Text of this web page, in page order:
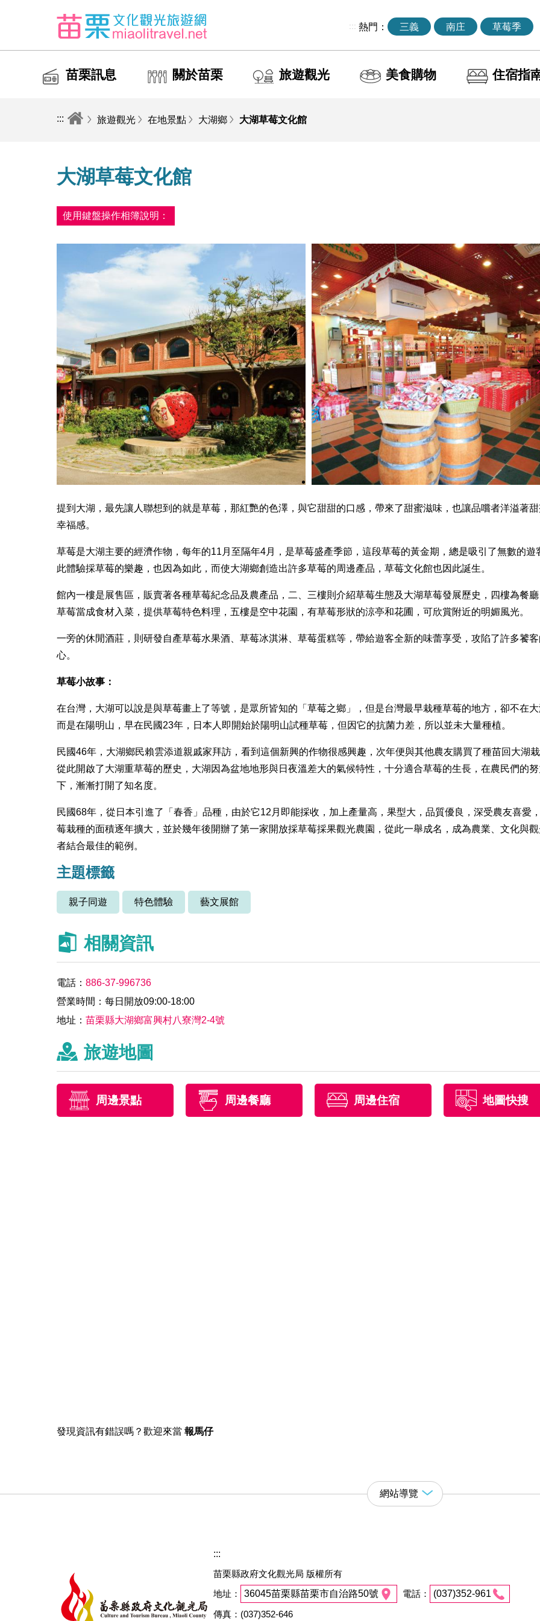
::: 熱門： 三義 南庄 草莓季
苗栗訊息 關於苗栗 旅遊觀光 美食購物 住宿指
::: 旅遊觀光 在地景點 大湖鄉 大湖草莓文化館
大湖草莓文化館
使用鍵盤操作相簿說明：
提到大湖，最先讓人聯想到的就是草莓，那紅艷的色澤，與它甜甜的口感，帶來了甜蜜滋味，也讓品嚐者洋溢著
幸福感。
草莓是大湖主要的經濟作物，每年的11月至隔年4月，是草莓盛產季節，這段草莓的黃金期，總是吸引了無數的遊
此體驗採草莓的樂趣，也因為如此，而使大湖鄉創造出許多草莓的周邊產品，草莓文化館也因此誕生。
館內一樓是展售區，販賣著各種草莓紀念品及農產品，二、三樓則介紹草莓生態及大湖草莓發展歷史，四樓為餐
草莓當成食材入菜，提供草莓特色料理，五樓是空中花園，有草莓形狀的涼亭和花圃，可欣賞附近的明媚風光。
一旁的休閒酒莊，則研發自產草莓水果酒、草莓冰淇淋、草莓蛋糕等，帶給遊客全新的味蕾享受，攻陷了許多饕客
心。
草莓小故事：
在台灣，大湖可以說是與草莓畫上了等號，是眾所皆知的「草莓之鄉」，但是台灣最早栽種草莓的地方，卻不在大
而是在陽明山，早在民國23年，日本人即開始於陽明山試種草莓，但因它的抗菌力差，所以並未大量種植。
民國46年，大湖鄉民賴雲添道親戚家拜訪，看到這個新興的作物很感興趣，次年便與其他農友購買了種苗回大湖栽
從此開啟了大湖重草莓的歷史，大湖因為盆地地形與日夜溫差大的氣候特性，十分適合草莓的生長，在農民們的努
下，漸漸打開了知名度。
民國68年，從日本引進了「春香」品種，由於它12月即能採收，加上產量高，果型大，品質優良，深受農友喜愛
莓栽種的面積逐年擴大，並於幾年後開辦了第一家開放採草莓採果觀光農園，從此一舉成名，成為農業、文化與
者結合最佳的範例。
主題標籤
親子同遊 特色體驗 藝文展館
相關資訊
電話：886-37-996736
營業時間：每日開放09:00-18:00
地址：苗栗縣大湖鄉富興村八寮灣2-4號
旅遊地圖
周邊景點 周邊餐廳 周邊住宿 地圖快搜
發現資訊有錯誤嗎？歡迎來當報馬仔
網站導覽
:::
苗栗縣政府文化觀光局 版權所有
地址：
36045苗栗縣苗栗市自治路50號 電話：
(037)352-961
傳真：(037)352-646